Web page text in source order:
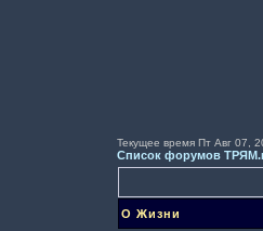
Текущее время Пт Авг 07,
Список форумов
О Жизни